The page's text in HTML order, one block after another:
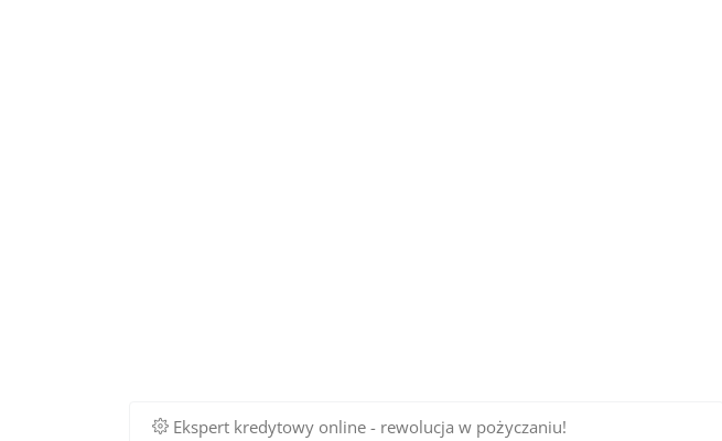
Ekspert kredytowy online - rewolucja w pożyczaniu!